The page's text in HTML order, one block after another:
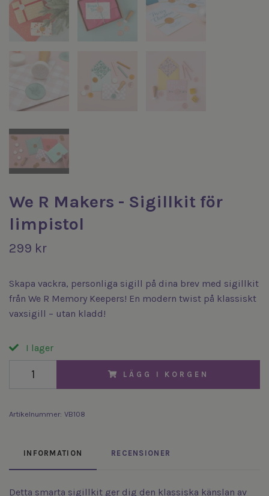
We R Makers - Sigillkit för
limpistol
299 kr
Skapa vackra, personliga sigill på dina brev med sigillkit
från We R Memory Keepers! En modern twist på klassiskt
vaxsigill – utan kladd!
I lager
LÄGG I KORGEN
Artikelnummer: VB108
INFORMATION RECENSIONER
Detta smarta sigillkit ger dig den klassiska känslan av